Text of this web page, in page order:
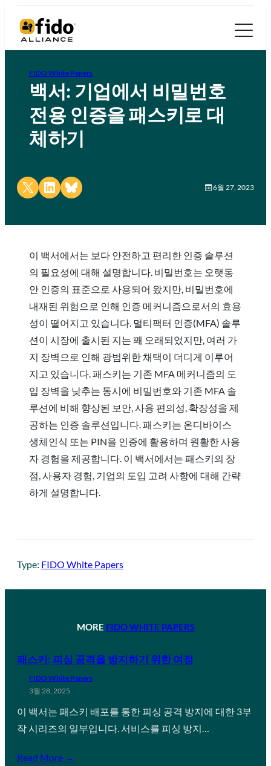
FIDO White Papers
백서: 기업에서 비밀번호
전용 인증을 패스키로 대
체하기
Share on X Share on LinkedIn
Share on Bluesky 6월 27, 2023
이 백서에서는 보다 안전하고 편리한 인증 솔루션
의 필요성에 대해 설명합니다. 비밀번호는 오랫동
안 인증의 표준으로 사용되어 왔지만, 비밀번호에
내재된 위험으로 인해 인증 메커니즘으로서의 효용
성이 떨어지고 있습니다. 멀티팩터 인증(MFA) 솔루
션이 시장에 출시된 지는 꽤 오래되었지만, 여러 가
지 장벽으로 인해 광범위한 채택이 더디게 이루어
지고 있습니다. 패스키는 기존 MFA 메커니즘의 도
입 장벽을 낮추는 동시에 비밀번호와 기존 MFA 솔
루션에 비해 향상된 보안, 사용 편의성, 확장성을 제
공하는 인증 솔루션입니다. 패스키는 온디바이스
생체인식 또는 PIN을 인증에 활용하며 원활한 사용
자 경험을 제공합니다. 이 백서에서는 패스키의 장
점, 사용자 경험, 기업의 도입 고려 사항에 대해 간략
하게 설명합니다.
Type: FIDO White Papers
MORE FIDO WHITE PAPERS
패스키: 피싱 공격을 방지하기 위한 여정
FIDO White Papers
3월 28, 2025
이 백서는 패스키 배포를 통한 피싱 공격 방지에 대한 3부
작 시리즈의 일부입니다. 서비스를 피싱 방지…
Read More →